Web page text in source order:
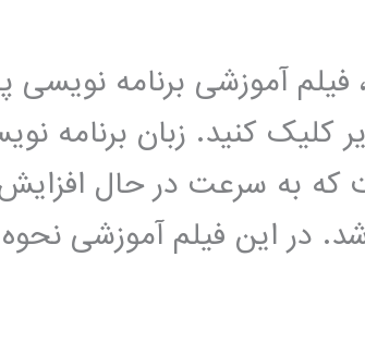
آموزشی برنامه نویسی
کلیک کنید. زبان برنامه
که به سرعت در حال
در این فیلم آموزشی